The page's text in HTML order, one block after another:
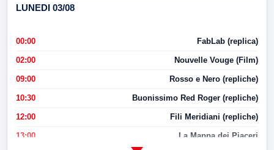
LUNEDI 03/08
00:00 FabLab (replica)
02:00 Nouvelle Vouge (Film)
09:00 Rosso e Nero (repliche)
10:30 Buonissimo Red Roger (repliche)
12:00 Fili Meridiani (repliche)
13:00 La Mappa dei Piaceri